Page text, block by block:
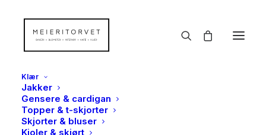
Klær
Jakker
Gensere & cardigan
Topper & t-skjorter
Skjorter & bluser
Kjoler & skjørt